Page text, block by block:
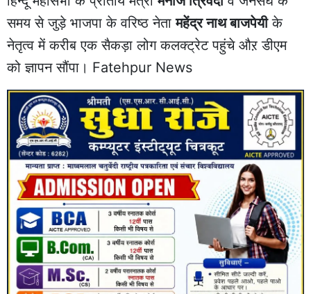
समय से जुड़े भाजपा के वरिष्ठ नेतामहेंद्र नाथ बाजपेयीके
नेतृत्व में करीब एक सैकड़ा लोग कलक्ट्रेट पहुंचे औऱ डीएम
को ज्ञापन सौंपा। Fatehpur News